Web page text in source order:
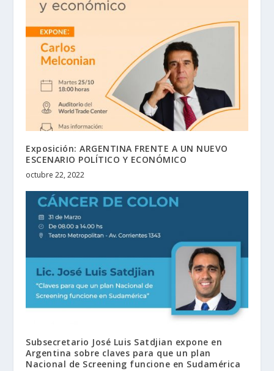
Exposición: ARGENTINA FRENTE A UN NUEVO
ESCENARIO POLÍTICO Y ECONÓMICO
octubre 22, 2022
Subsecretario José Luis Satdjian expone en
Argentina sobre claves para que un plan
Nacional de Screening funcione en Sudamérica